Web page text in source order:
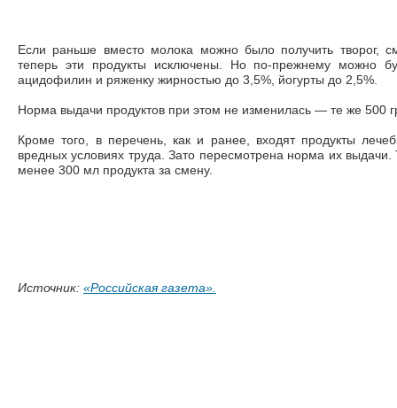
Если раньше вместо молока можно было получить творог,
теперь эти продукты исключены. Но по-прежнему можно
ацидофилин и ряженку жирностью до 3,5%, йогурты до 2,5%.
Норма выдачи продуктов при этом не изменилась — те же 500
Кроме того, в перечень, как и ранее, входят продукты
вредных условиях труда. Зато пересмотрена норма их выдачи.
менее 300 мл продукта за смену.
Источник: «Российская газета».